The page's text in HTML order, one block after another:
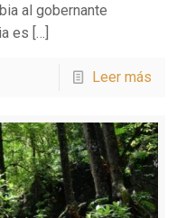
al gobernante
es […]
Leer más